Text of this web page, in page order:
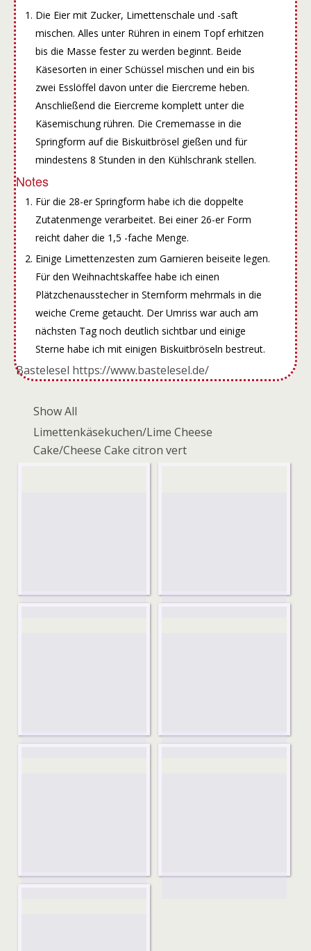
Die Eier mit Zucker, Limettenschale und -saft
mischen. Alles unter Rühren in einem Topf erhitzen
bis die Masse fester zu werden beginnt. Beide
Käsesorten in einer Schüssel mischen und ein bis
zwei Esslöffel davon unter die Eiercreme heben.
Anschließend die Eiercreme komplett unter die
Käsemischung rühren. Die Crememasse in die
Springform auf die Biskuitbrösel gießen und für
mindestens 8 Stunden in den Kühlschrank stellen.
Notes
Für die 28-er Springform habe ich die doppelte
Zutatenmenge verarbeitet. Bei einer 26-er Form
reicht daher die 1,5 -fache Menge.
Einige Limettenzesten zum Garnieren beiseite legen.
Für den Weihnachtskaffee habe ich einen
Plätzchenausstecher in Sternform mehrmals in die
weiche Creme getaucht. Der Umriss war auch am
nächsten Tag noch deutlich sichtbar und einige
Sterne habe ich mit einigen Biskuitbröseln bestreut.
Bastelesel https://www.bastelesel.de/
Show All
Limettenkäsekuchen/Lime Cheese
Cake/Cheese Cake citron vert